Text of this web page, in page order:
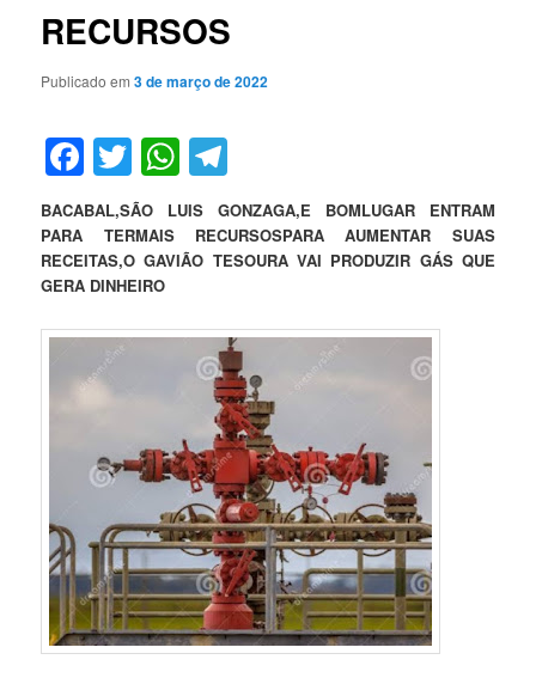
RECURSOS
Publicado em3 de março de 2022
Facebook
TwitterWhatsApp
BACABAL,SÃO LUIS GONZAGA,E BOMLUGAR ENTRAM
PARA TERMAIS RECURSOSPARA AUMENTAR SUAS
RECEITAS,O GAVIÃO TESOURA VAI PRODUZIR GÁS QUE
GERA DINHEIRO